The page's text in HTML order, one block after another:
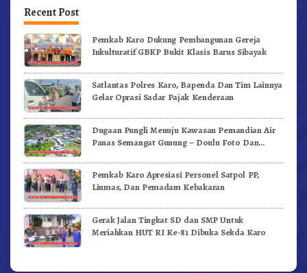
Recent Post
Pemkab Karo Dukung Pembangunan Gereja
Inkulturatif GBKP Bukit Klasis Barus Sibayak
Satlantas Polres Karo, Bapenda Dan Tim Lainnya
Gelar Oprasi Sadar Pajak Kenderaan
Dugaan Pungli Menuju Kawasan Pemandian Air
Panas Semangat Gunung – Doulu Foto Dan
Pemkab Karo Apresiasi Personel Satpol PP,
Linmas, Dan Pemadam Kebakaran
Gerak Jalan Tingkat SD dan SMP Untuk
Meriahkan HUT RI Ke-81 Dibuka Sekda Karo